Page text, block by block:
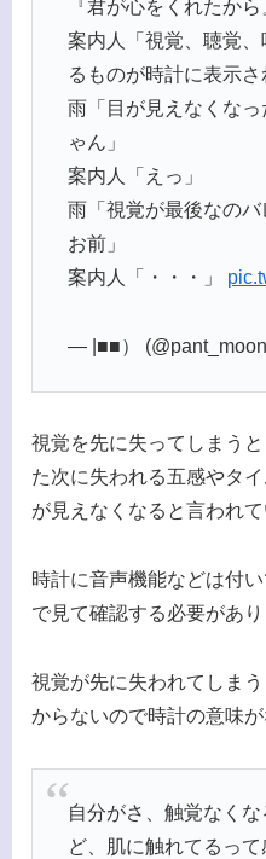
『君が心をくれたから
案内人「視覚、聴覚
るものが時計に表示さ
雨「目が見えなくな
ゃん」
案内人「えっ」
雨「視覚が最後なの
お前」
案内人「・・・」
— |■■）
視覚を先に失ってしまう
た次に失われる五感やタ
が見えなくなると言われて
時計に音声機能などは付
で見て確認する必要があり
視覚が先に失われてしま
からないので時計の意味
自分がさ、触覚なく
ど、肌に触れてるっ